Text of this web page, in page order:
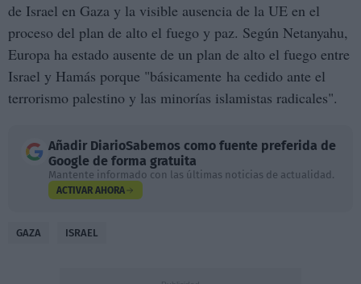
de Israel en Gaza y la visible ausencia de la UE en el
proceso del plan de alto el fuego y paz. Según Netanyahu,
Europa ha estado ausente de un plan de alto el fuego entre
Israel y Hamás porque "básicamente ha cedido ante el
terrorismo palestino y las minorías islamistas radicales".
Añadir DiarioSabemos como fuente preferida de
Google de forma gratuita
Mantente informado con las últimas noticias de actualidad.
ACTIVAR AHORA
GAZA ISRAEL